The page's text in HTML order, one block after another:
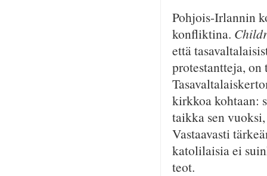
Pohjois-Irlannin
konfliktina.
että
protestantteja,
kirkkoa kohtaan:
taikka sen
Vastaavasti
katolilaisia ei
teot.